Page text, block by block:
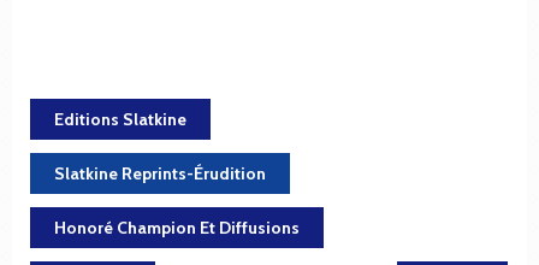
Editions Slatkine
Slatkine Reprints-Érudition
Honoré Champion Et Diffusions